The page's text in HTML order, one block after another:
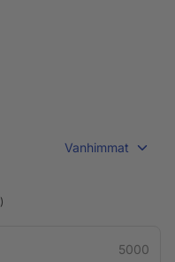
Vanhimmat
)
5000